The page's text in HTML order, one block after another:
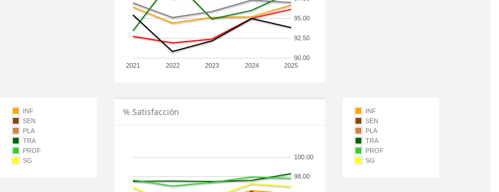
2021 2022 2023 2024 2025
90.00
92.50
95.00
INF
SEN
PLA
TRA
PROF
SG
% Satisfacción
98.00
100.00
INF
SEN
PLA
TRA
PROF
SG